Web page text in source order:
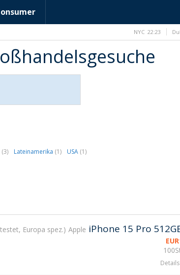
(3) Lateinamerika (1) USA (1)
Europa spez. Apple iPhone 15 Pro
EUR
Details
NYC 22:23